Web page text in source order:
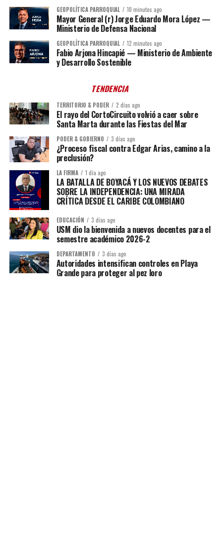
GEOPOLÍTICA PARROQUIAL 10 minutos ago
Mayor General (r) Jorge Eduardo Mora López —
Ministerio de Defensa Nacional
GEOPOLÍTICA PARROQUIAL 12 minutos ago
Fabio Arjona Hincapié — Ministerio de Ambiente
y Desarrollo Sostenible
TENDENCIA
TERRITORIO & PODER 2 días ago
El rayo del CortoCircuito volvió a caer sobre
Santa Marta durante las Fiestas del Mar
PODER & GOBIERNO 3 días ago
¿Proceso fiscal contra Edgar Arias, camino a la
preclusión?
LA FIRMA 1 día ago
LA BATALLA DE BOYACÁ Y LOS NUEVOS DEBATES
SOBRE LA INDEPENDENCIA: UNA MIRADA
CRÍTICA DESDE EL CARIBE COLOMBIANO
EDUCACIÓN 3 días ago
USM dio la bienvenida a nuevos docentes para el
semestre académico 2026-2
DEPARTAMENTO 3 días ago
Autoridades intensifican controles en Playa
Grande para proteger al pez loro